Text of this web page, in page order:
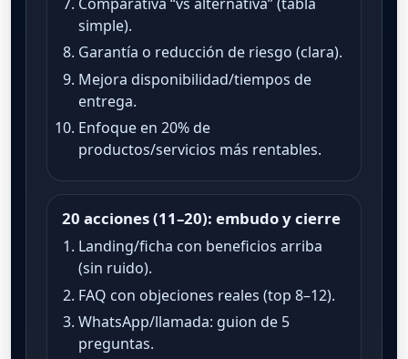
simple).
Garantía o reducción de riesgo (clara).
Mejora disponibilidad/tiempos de
entrega.
Enfoque en 20% de
productos/servicios más rentables.
20 acciones (11–20): embudo y cierre
Landing/ficha con beneficios arriba
(sin ruido).
FAQ con objeciones reales (top 8–12).
WhatsApp/llamada: guion de 5
preguntas.